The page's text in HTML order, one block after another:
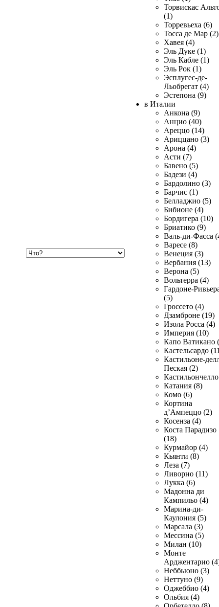
Торвискас
(1)
Торревьеха (6)
Тосса де Мар (2)
Хавея (4)
Эль Дуке (1)
Эль Кабле (1)
Эль Рок (1)
Эсплугес-де-
Льобрегат (4)
Эстепона (9)
в Италии
Анкона (9)
Анцио (40)
Ареццо (14)
Ариццано (3)
Арона (4)
Асти (7)
Бавено (5)
Бадези (4)
Бардолино (3)
Барчис (1)
Белладжио (5)
Бибионе (4)
Бордигера (10)
Бриатико (9)
Валь-ди-Фасса
Варесе (8)
Венеция (3)
Вербания (13)
Верона (5)
Вольтерра (4)
Гардоне-
(5)
Гроссето (4)
Дзамброне (19)
Изола Росса (4)
Империя (10)
Капо Ватикано
Кастельсардо
Кастильоне-
Пеская (2)
Катания (8)
Комо (6)
Кортина
д’Ампеццо (2)
Косенза (4)
Коста Парадизо
(18)
Курмайор (4)
Кьянти (8)
Леза (7)
Ливорно (11)
Лукка (6)
Мадонна ди
Кампильо (4)
Марина-ди-
Каулония (5)
Марсала (3)
Мессина (5)
Милан (10)
Монте
Арджентарио
Неббьюно (3)
Неттуно (9)
Оджеббио (4)
Ольбия (4)